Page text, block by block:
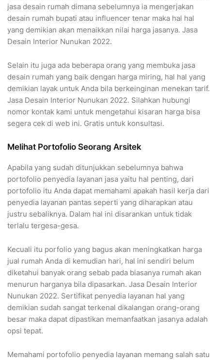
jasa desain rumah dimana sebelumnya ia mengerjakan
desain rumah bupati atau influencer tenar maka hal hal
yang demikian akan menaikkan nilai harga jasanya. Jasa
Desain Interior Nunukan 2022.
Selain itu juga ada beberapa orang yang membuka jasa
desain rumah yang baik dengan harga miring, hal hal yang
demikian layak untuk Anda bila berkeinginan menekan tarif.
Jasa Desain Interior Nunukan 2022. Silahkan hubungi
nomor kontak kami untuk mengetahui kisaran harga bisa
segera cek di web ini. Gratis untuk konsultasi.
Melihat Portofolio Seorang Arsitek
Apabila yang sudah ditunjukkan sebelumnya bahwa
portofolio penyedia layanan jasa yaitu hal penting, dari
portofolio itu Anda dapat memahami apakah hasil kerja dari
penyedia layanan pantas seperti yang diharapkan atau
justru sebaliknya. Dalam hal ini disarankan untuk tidak
terlalu tergesa-gesa.
Kecuali itu porfolio yang bagus akan meningkatkan harga
jual rumah Anda di kemudian hari, hal ini sendiri belum
diketahui banyak orang sebab pada biasanya rumah akan
menurun harganya bila dipasarkan. Jasa Desain Interior
Nunukan 2022. Sertifikat penyedia layanan hal yang
demikian sudah sangat terkenal dikalangan orang-orang
besar maka dapat dipastikan memanfaatkan jasanya adalah
opsi tepat.
Memahami portofolio penyedia layanan memang salah satu